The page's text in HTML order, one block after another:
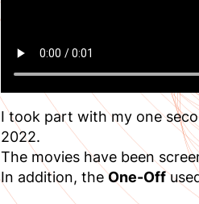
I took part with my one
2022.
The movies have been
In addition, theOne-Off